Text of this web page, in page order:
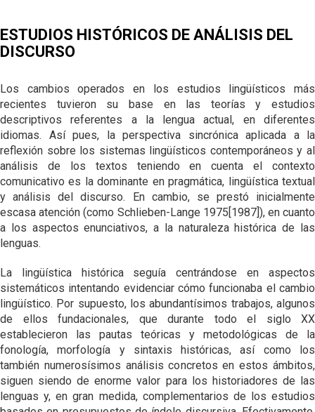
DEL ANDALUZ
EL LÉXICO EN
ANDALUCÍA
ANDALUZA
MORFOSINTAXIS
HISTÓRICA
DESCRIPCIÓN
DEL ANDALUZ /
GENERAL
DESCRIPCIÓN
DEL ANDALUZ /
FONÉTICA Y
FONOLOGÍA
DESCRIPCIÓN
DEL ANDALUZ /
ESTUDIOS HISTÓRICOS DE ANÁLISIS DEL
DISCURSO
Los cambios operados en los estudios lingüísticos más
recientes tuvieron su base en las teorías y estudios
descriptivos referentes a la lengua actual, en diferentes
idiomas. Así pues, la perspectiva sincrónica aplicada a la
reflexión sobre los sistemas lingüísticos contemporáneos y al
análisis de los textos teniendo en cuenta el contexto
comunicativo es la dominante en pragmática, lingüística textual
y análisis del discurso. En cambio, se prestó inicialmente
escasa atención (como Schlieben-Lange 1975[1987]), en cuanto
a los aspectos enunciativos, a la naturaleza histórica de las
lenguas.
La lingüística histórica seguía centrándose en aspectos
sistemáticos intentando evidenciar cómo funcionaba el cambio
lingüístico. Por supuesto, los abundantísimos trabajos, algunos
de ellos fundacionales, que durante todo el siglo XX
establecieron las pautas teóricas y metodológicas de la
fonología, morfología y sintaxis históricas, así como los
también numerosísimos análisis concretos en estos ámbitos,
siguen siendo de enorme valor para los historiadores de las
lenguas y, en gran medida, complementarios de los estudios